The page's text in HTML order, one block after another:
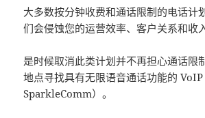
大多数按分钟收费和通话限制的电话计
们会侵蚀您的运营效率、客户关系和收
是时候取消此类计划并不再担心通话限
地点寻找具有无限语音通话功能的
SparkleComm）。